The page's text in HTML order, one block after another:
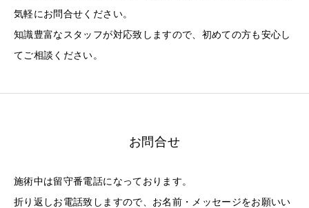
気軽にお問合せください。
知識豊富なスタッフが対応致しますので、初めての方も安心し
てご相談ください。
お問合せ
施術中は留守番電話になっております。
折り返しお電話致しますので、お名前・メッセージをお願いい